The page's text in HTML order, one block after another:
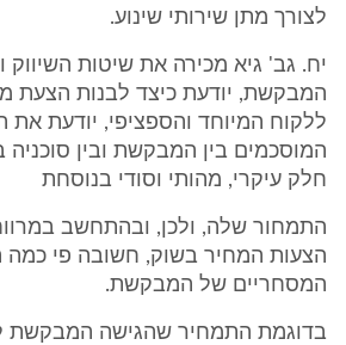
לצורך מתן שירותי שינוע.
יח. גב' גיא מכירה את שיטות השיווק
המבקשת, יודעת כיצד לבנות הצעת
ללקוח המיוחד והספציפי, יודעת את
המוסכמים בין המבקשת ובין סוכניה
חלק עיקרי, מהותי וסודי בנוסחת
התמחור שלה, ולכן, ובהתחשב
הצעות המחיר בשוק, חשובה פי כמה
המסחריים של המבקשת.
בדוגמת התמחיר שהגישה המבקשת